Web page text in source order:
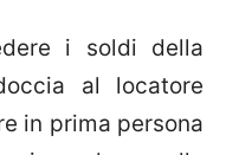
i soldi della
al locatore
in prima persona